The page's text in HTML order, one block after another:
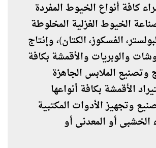
كافة أنواع الخيوط المفردة
الخيوط الغزلية المخلوطة
الفسكوز، الكتان)، وإنتاج
والوبريات والأقمشة بكافة
وتصنيع الملابس الجاهزة
الأقمشة بكافة أنواعها
وتجهيز الأدوات المكتبية
الخشبى أو المعدنى أو